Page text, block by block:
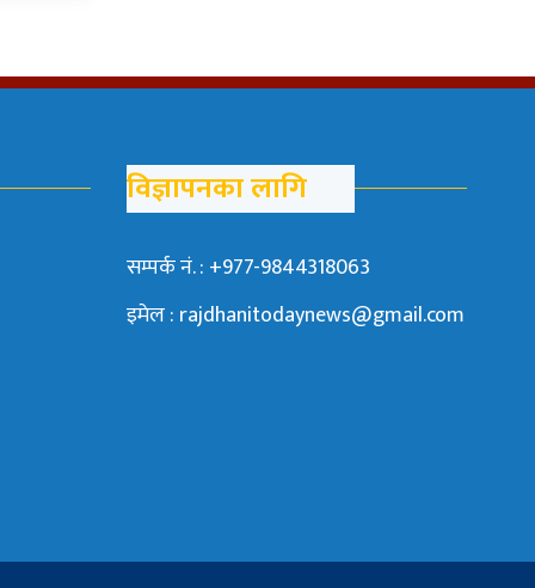
विज्ञापनका लागि
सम्पर्क नं. : +977-9844318063
इमेल : rajdhanitodaynews@gmail.com